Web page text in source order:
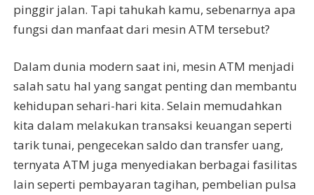
pinggir jalan. Tapi tahukah kamu, sebenarnya apa
fungsi dan manfaat dari mesin ATM tersebut?
Dalam dunia modern saat ini, mesin ATM menjadi
salah satu hal yang sangat penting dan membantu
kehidupan sehari-hari kita. Selain memudahkan
kita dalam melakukan transaksi keuangan seperti
tarik tunai, pengecekan saldo dan transfer uang,
ternyata ATM juga menyediakan berbagai fasilitas
lain seperti pembayaran tagihan, pembelian pulsa